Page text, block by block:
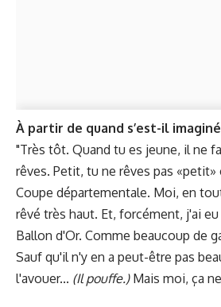
À partir de quand s’est-il
"Très tôt. Quand tu es jeune, il ne
rêves. Petit, tu ne rêves pas
Coupe départementale. Moi, en
rêvé très haut. Et, forcément, j'ai
Ballon d'Or. Comme beaucoup de
Sauf qu'il n'y en a peut-être pas
l'avouer... (Il pouffe.)Mais moi, ça